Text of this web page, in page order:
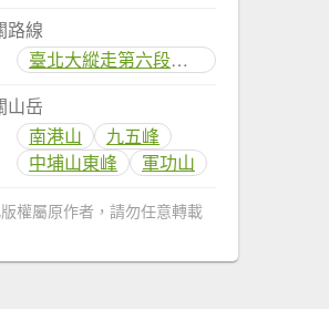
路線
臺北大縱走第六段：中華科技大學至捷運麟光站
山岳
南港山
九五峰
中埔山東峰
軍功山
權屬原作者，請勿任意轉載